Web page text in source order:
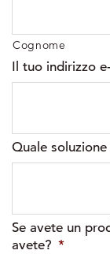
Cognome
Il tuo indirizzo
Quale
Se avete un
avete? *